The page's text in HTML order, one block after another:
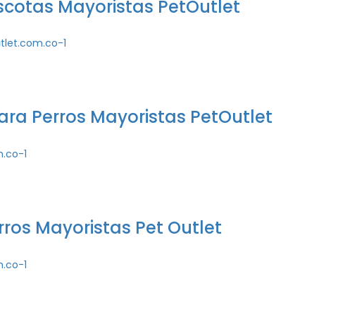
Mayoristas PetOutlet
Perros Mayoristas PetOutlet
Mayoristas Pet Outlet